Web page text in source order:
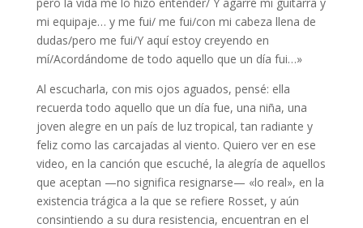
mi equipaje… y me fui/ me fui/con mi cabeza llena de
dudas/pero me fui/Y aquí estoy creyendo en
mí/Acordándome de todo aquello que un día fui…»
Al escucharla, con mis ojos aguados, pensé: ella
recuerda todo aquello que un día fue, una niña, una
joven alegre en un país de luz tropical, tan radiante y
feliz como las carcajadas al viento. Quiero ver en ese
video, en la canción que escuché, la alegría de aquellos
que aceptan —no significa resignarse— «lo real», en la
existencia trágica a la que se refiere Rosset, y aún
consintiendo a su dura resistencia, encuentran en el